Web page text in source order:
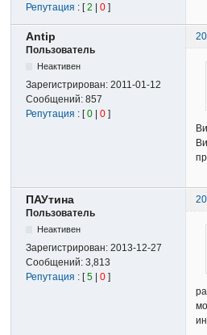
Репутация : [2 |0 ]
Antip
Пользователь
Неактивен
Зарегистрирован:2011-01-12
Сообщений:857
Репутация : [0 |0 ]
ПАУтина
Пользователь
Неактивен
Зарегистрирован:2013-12-27
Сообщений:3,813
Репутация : [5 |0 ]